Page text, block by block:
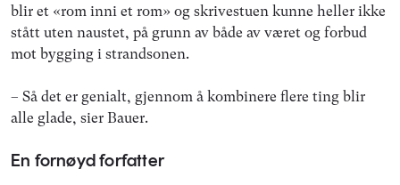
blir et «rom inni et rom» og skrivestuen kunne heller ikke
stått uten naustet, på grunn av både av været og forbud
mot bygging i strandsonen.
– Så det er genialt, gjennom å kombinere flere ting blir
alle glade, sier Bauer.
En fornøyd forfatter